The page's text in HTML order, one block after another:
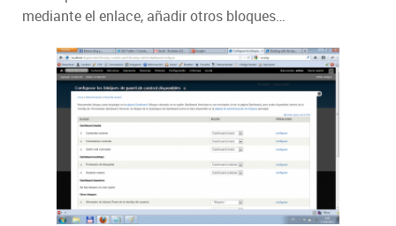
mediante el enlace, añadir otros bloques…